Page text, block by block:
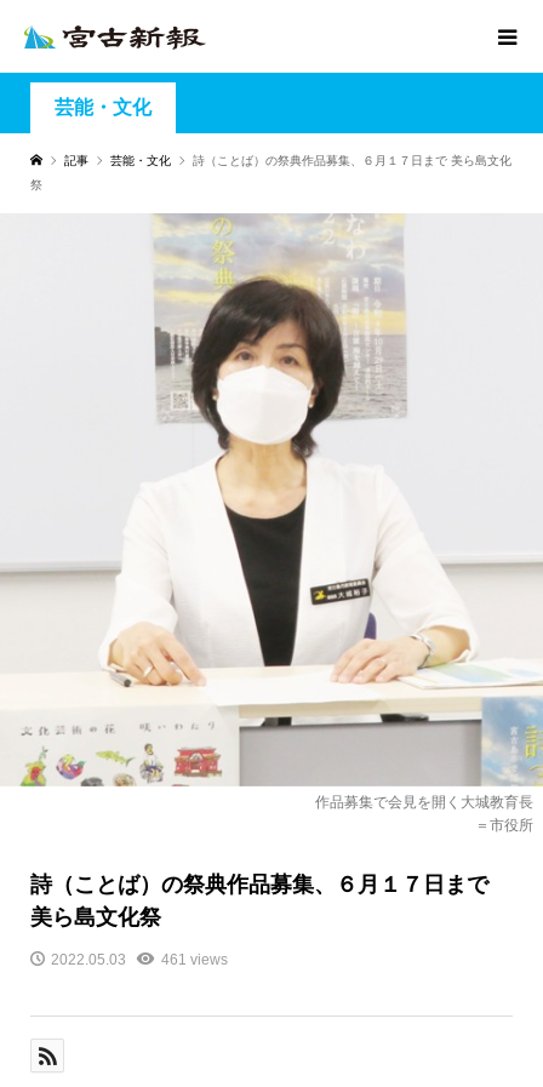
芸能・文化
記事 芸能・文化
詩（ことば）の祭典作品募集、６月１７日まで 美ら島文化
祭
作品募集で会見を開く大城教育長
＝市役所
詩（ことば）の祭典作品募集、６月１７日まで
美ら島文化祭
2022.05.03 461 views